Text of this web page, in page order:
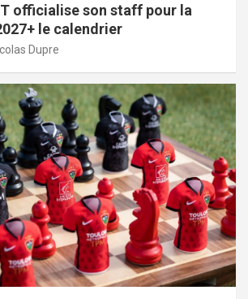
officialise son staff pour la
le calendrier
Dupre